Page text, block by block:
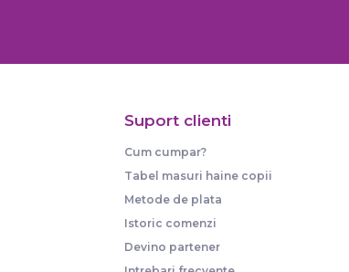
Suport clienti
Cum cumpar?
Tabel masuri haine copii
Metode de plata
Istoric comenzi
Devino partener